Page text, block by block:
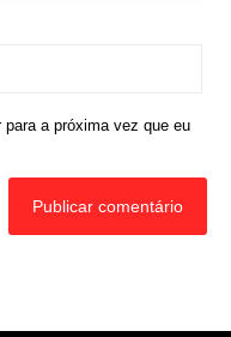
a próxima vez que eu